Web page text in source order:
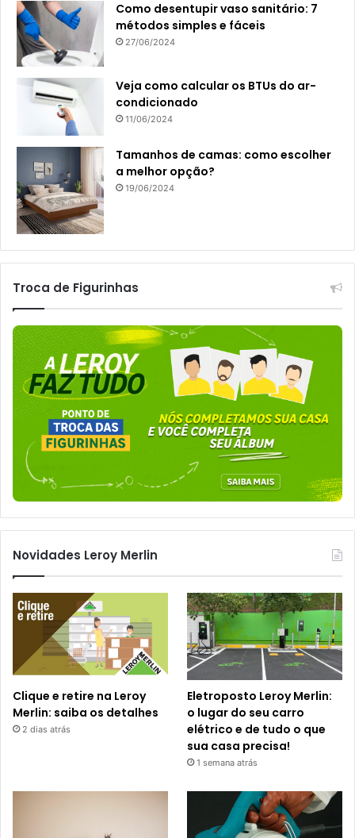
Como desentupir vaso sanitário: 7
métodos simples e fáceis
27/06/2024
Veja como calcular os BTUs do ar-
condicionado
11/06/2024
Tamanhos de camas: como escolher
a melhor opção?
19/06/2024
Troca de Figurinhas
Novidades Leroy Merlin
Clique e retire na Leroy
Merlin: saiba os detalhes
2 dias atrás
Eletroposto Leroy Merlin:
o lugar do seu carro
elétrico e de tudo o que
sua casa precisa!
1 semana atrás